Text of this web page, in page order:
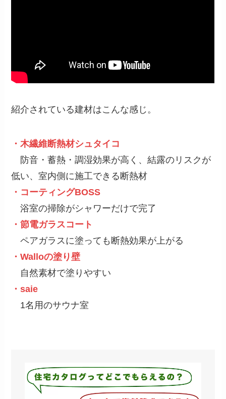
紹介されている建材はこんな感じ。
・木繊維断熱材シュタイコ
防音・蓄熱・調湿効果が高く、結露のリスクが
低い、室内側に施工できる断熱材
・コーティングBOSS
浴室の掃除がシャワーだけで完了
・節電ガラスコート
ペアガラスに塗っても断熱効果が上がる
・Walloの塗り壁
自然素材で塗りやすい
・saie
1名用のサウナ室